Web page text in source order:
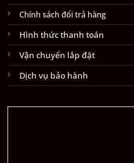
Chính sách đổi trả hàng
Hình thức thanh toán
Vận chuyển lắp đặt
Dịch vụ bảo hành